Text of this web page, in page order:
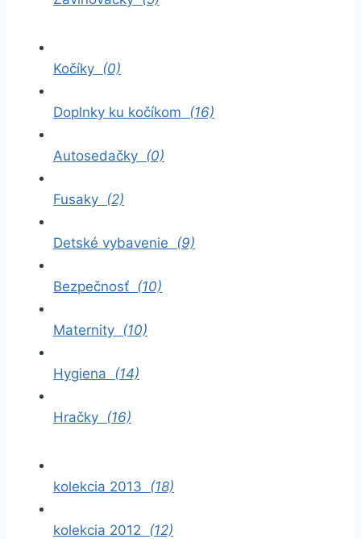
Kočíky (0)
Doplnky ku kočíkom (16)
Autosedačky (0)
Fusaky (2)
Detské vybavenie (9)
Bezpečnosť (10)
Maternity (10)
Hygiena (14)
Hračky (16)
kolekcia 2013 (18)
kolekcia 2012 (12)